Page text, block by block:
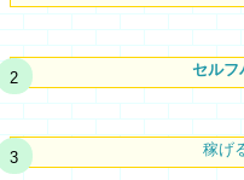
セルフ
稼げ